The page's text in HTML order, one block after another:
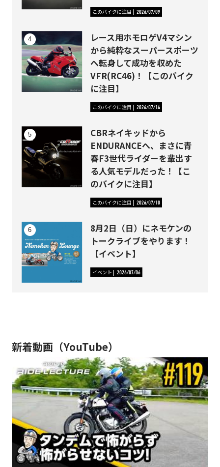
このバイクに注目 2026/07/09
レース用ホモロゲV4マシン
から純粋なスーパースポーツ
へ転身して成功を収めた
VFR(RC46)！【このバイク
に注目】
このバイクに注目 2026/07/14
CBRネイキッドから
ENDURANCEへ、まさに青
春F3世代ライダーを輩出す
る人気モデルだった！【こ
のバイクに注目】
このバイクに注目 2026/07/10
8月2日（日）にネモケンの
トークライブをやります！
【イベント】
イベント 2026/07/06
新着動画（YouTube）